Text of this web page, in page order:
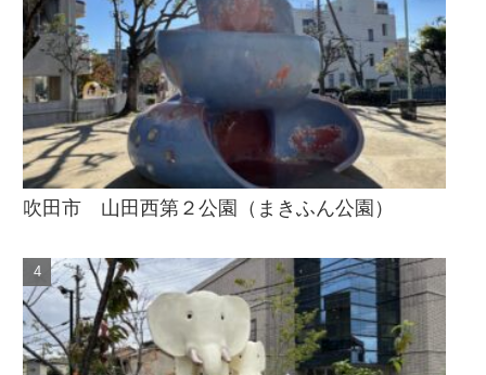
吹田市 山田西第２公園（まきふん公園）